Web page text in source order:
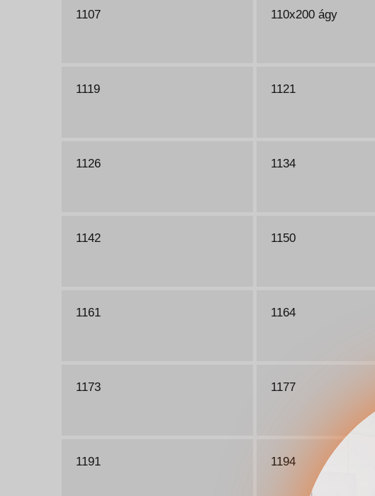
1107 110x200 ágy
1119 1121
1126 1134
1142 1150
1161 1164
1173 1177
1191 1194